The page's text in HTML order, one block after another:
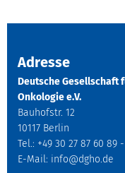
Adresse
Deutsche Gesellschaft
Onkologie e.V.
Bauhofstr. 12
10117 Berlin
Tel.: +49 30 27 87 60 89
E-Mail: info@dgho.de